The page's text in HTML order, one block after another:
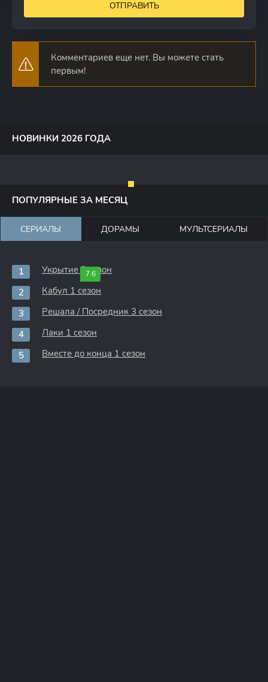
ОТПРАВИТЬ
Комментариев еще нет. Вы можете стать
первым!
НОВИНКИ 2026 ГОДА
ПОПУЛЯРНЫЕ ЗА МЕСЯЦ
СЕРИАЛЫ ДОРАМЫ МУЛЬТСЕРИАЛЫ
7.6
Укрытие 3 сезон
Кабул 1 сезон
Решала / Посредник 3 сезон
Лаки 1 сезон
Вместе до конца 1 сезон